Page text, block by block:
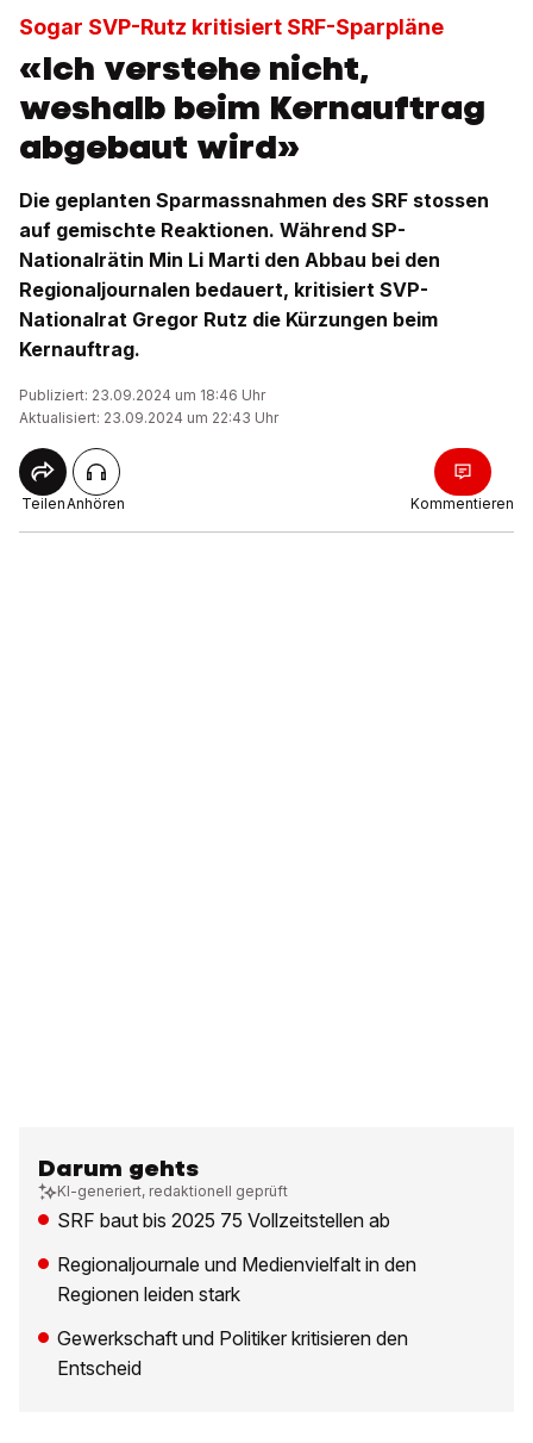
Sogar SVP-Rutz kritisiert SRF-Sparpläne
«Ich verstehe nicht,
weshalb beim Kernauftrag
abgebaut wird»
Die geplanten Sparmassnahmen des SRF stossen
auf gemischte Reaktionen. Während SP-
Nationalrätin Min Li Marti den Abbau bei den
Regionaljournalen bedauert, kritisiert SVP-
Nationalrat Gregor Rutz die Kürzungen beim
Kernauftrag.
Publiziert: 23.09.2024 um 18:46 Uhr
Aktualisiert: 23.09.2024 um 22:43 Uhr
TeilenAnhören Kommentieren
Darum gehts
KI-generiert, redaktionell geprüft
SRF baut bis 2025 75 Vollzeitstellen ab
Regionaljournale und Medienvielfalt in den
Regionen leiden stark
Gewerkschaft und Politiker kritisieren den
Entscheid